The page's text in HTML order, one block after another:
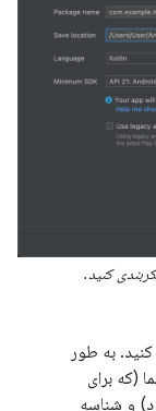
کنید.
به طور
(که برای
و شناسه